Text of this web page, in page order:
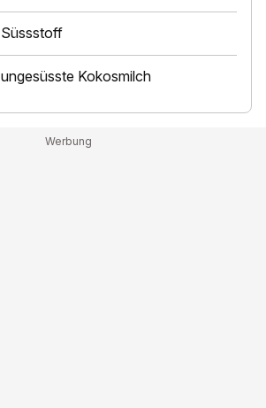
Süssstoff
ungesüsste Kokosmilch